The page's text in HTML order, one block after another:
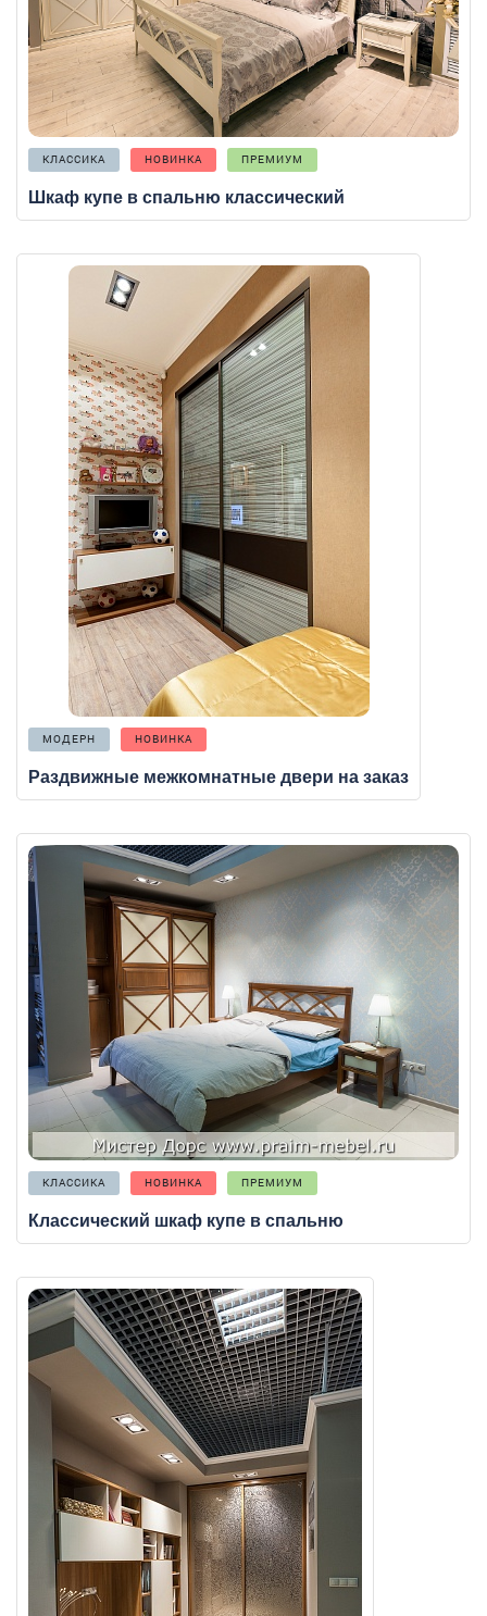
КЛАССИКА НОВИНКА ПРЕМИУМ
Шкаф купе в спальню классический
МОДЕРН НОВИНКА
Раздвижные межкомнатные двери на заказ
КЛАССИКА НОВИНКА ПРЕМИУМ
Классический шкаф купе в спальню